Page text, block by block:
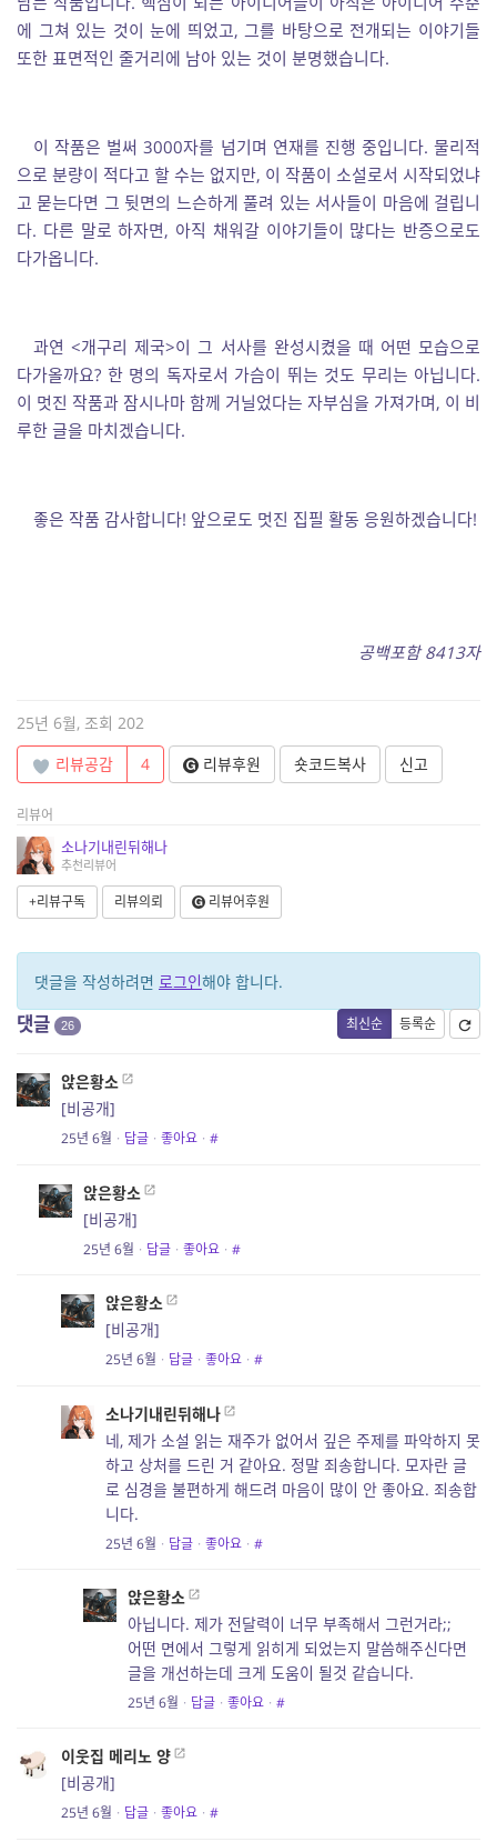
에 그쳐 있는 것이 눈에 띄었고, 그를 바탕으로 전개되는 이야기들
또한 표면적인 줄거리에 남아 있는 것이 분명했습니다.
이 작품은 벌써 3000자를 넘기며 연재를 진행 중입니다. 물리적
으로 분량이 적다고 할 수는 없지만, 이 작품이 소설로서 시작되었냐
고 묻는다면 그 뒷면의 느슨하게 풀려 있는 서사들이 마음에 걸립니
다. 다른 말로 하자면, 아직 채워갈 이야기들이 많다는 반증으로도
다가옵니다.
과연 <개구리 제국>이 그 서사를 완성시켰을 때 어떤 모습으로
다가올까요? 한 명의 독자로서 가슴이 뛰는 것도 무리는 아닙니다.
이 멋진 작품과 잠시나마 함께 거닐었다는 자부심을 가져가며, 이 비
루한 글을 마치겠습니다.
좋은 작품 감사합니다! 앞으로도 멋진 집필 활동 응원하겠습니다!
공백포함 8413자
25년 6월, 조회 202
리뷰공감
4 리뷰후원 숏코드복사 신고
리뷰어
소나기내린뒤해나
추천리뷰어
+리뷰구독 리뷰의뢰 리뷰어후원
댓글을 작성하려면 로그인해야 합니다.
최신순 등록순
댓글 26
앉은황소
[비공개]
25년 6월 · 답글 · 좋아요 · #
앉은황소
[비공개]
25년 6월 · 답글 · 좋아요 · #
앉은황소
[비공개]
25년 6월 · 답글 · 좋아요 · #
소나기내린뒤해나
네, 제가 소설 읽는 재주가 없어서 깊은 주제를 파악하지 못
하고 상처를 드린 거 같아요. 정말 죄송합니다. 모자란 글
로 심경을 불편하게 해드려 마음이 많이 안 좋아요. 죄송합
니다.
25년 6월 · 답글 · 좋아요 · #
앉은황소
아닙니다. 제가 전달력이 너무 부족해서 그런거라;;
어떤 면에서 그렇게 읽히게 되었는지 말씀해주신다면
글을 개선하는데 크게 도움이 될것 같습니다.
25년 6월 · 답글 · 좋아요 · #
이웃집 메리노 양
[비공개]
25년 6월 · 답글 · 좋아요 · #